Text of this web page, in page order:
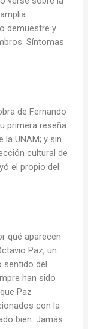
demuestre y
Síntomas
de Fernando
primera reseña
la UNAM; y sin
cultural de
el propio del
qué aparecen
Paz, un
sentido del
han sido
Paz
con la
bien. Jamás